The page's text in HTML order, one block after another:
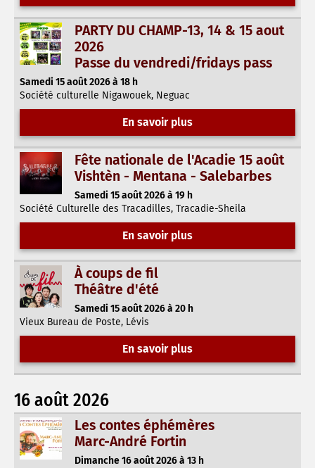
PARTY DU CHAMP-13, 14 & 15 aout
2026
Passe du vendredi/fridays pass
Samedi 15 août 2026 à 18 h
Société culturelle Nigawouek, Neguac
En savoir plus
Fête nationale de l'Acadie 15 août
Vishtèn - Mentana - Salebarbes
Samedi 15 août 2026 à 19 h
Société Culturelle des Tracadilles, Tracadie-Sheila
En savoir plus
À coups de fil
Théâtre d'été
Samedi 15 août 2026 à 20 h
Vieux Bureau de Poste, Lévis
En savoir plus
16 août 2026
Les contes éphémères
Marc-André Fortin
Dimanche 16 août 2026 à 13 h